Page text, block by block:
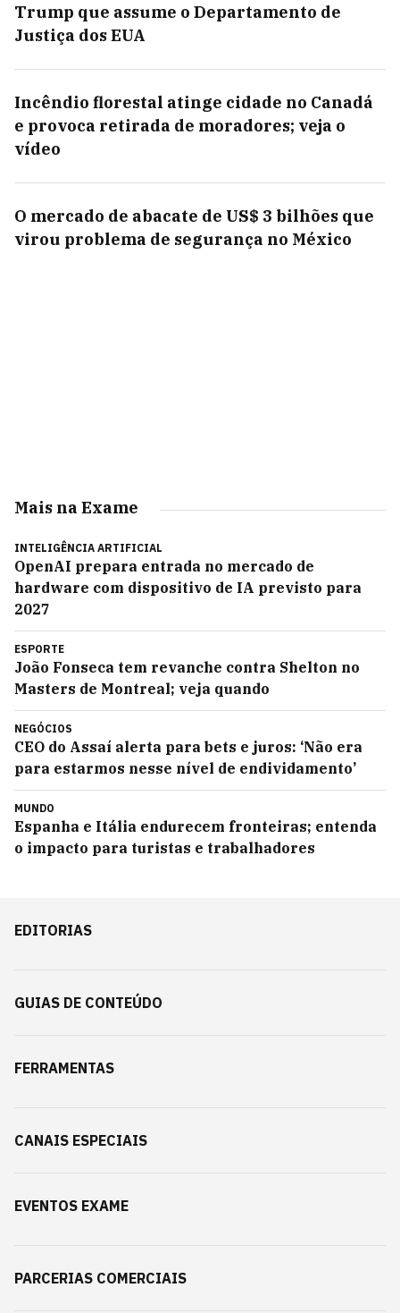
Trump que assume o Departamento de
Justiça dos EUA
Incêndio florestal atinge cidade no Canadá
e provoca retirada de moradores; veja o
vídeo
O mercado de abacate de US$ 3 bilhões que
virou problema de segurança no México
Mais na Exame
INTELIGÊNCIA ARTIFICIAL
OpenAI prepara entrada no mercado de
hardware com dispositivo de IA previsto para
2027
ESPORTE
João Fonseca tem revanche contra Shelton no
Masters de Montreal; veja quando
NEGÓCIOS
CEO do Assaí alerta para bets e juros: ‘Não era
para estarmos nesse nível de endividamento’
MUNDO
Espanha e Itália endurecem fronteiras; entenda
o impacto para turistas e trabalhadores
EDITORIAS
GUIAS DE CONTEÚDO
FERRAMENTAS
CANAIS ESPECIAIS
EVENTOS EXAME
PARCERIAS COMERCIAIS